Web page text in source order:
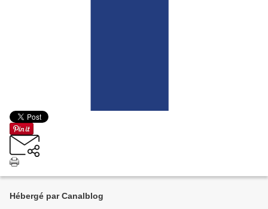
Hébergé par Canalblog